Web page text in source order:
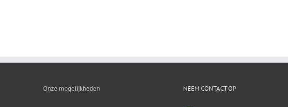
Onze mogelijkheden NEEM CONTACT OP